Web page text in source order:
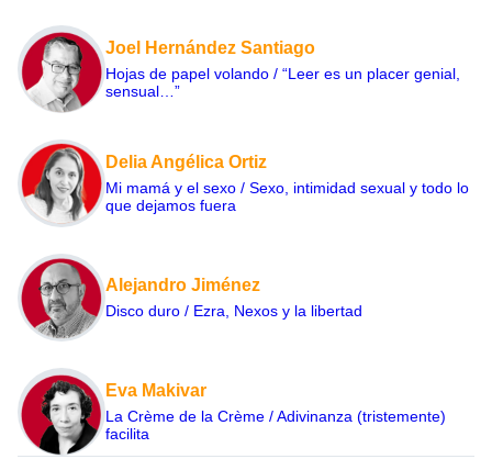
Joel Hernández Santiago
Hojas de papel volando / “Leer es un placer genial,
sensual…”
Delia Angélica Ortiz
Mi mamá y el sexo / Sexo, intimidad sexual y todo lo
que dejamos fuera
Alejandro Jiménez
Disco duro / Ezra, Nexos y la libertad
Eva Makivar
La Crème de la Crème / Adivinanza (tristemente)
facilita